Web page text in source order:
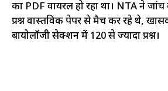
का PDF वायरल हो रहा था। NTA ने
प्रश्न वास्तविक पेपर से मैच कर रहे थे,
बायोलॉजी सेक्शन में 120 से ज्यादा प्रश्न।